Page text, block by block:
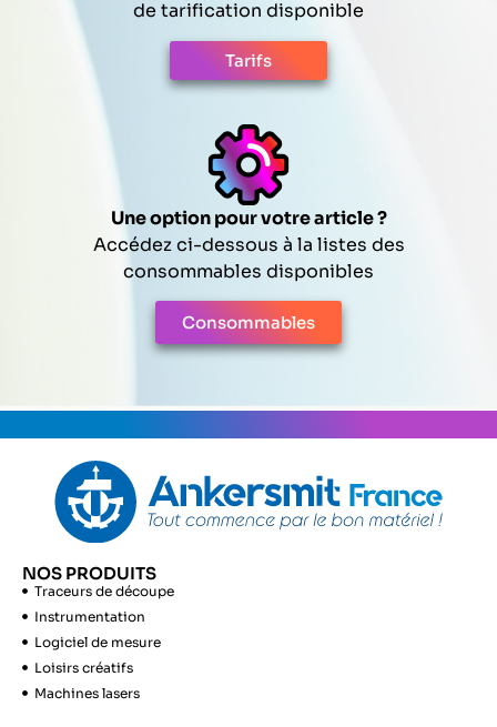
de tarification disponible
Tarifs
Une option pour votre article ?
Accédez ci-dessous à la listes des
consommables disponibles
Consommables
NOS PRODUITS
Traceurs de découpe
Instrumentation
Logiciel de mesure
Loisirs créatifs
Machines lasers